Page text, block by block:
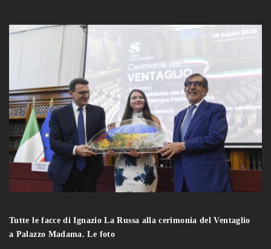
Tutte le facce di Ignazio La Russa alla cerimonia del Ventaglio
a Palazzo Madama. Le foto